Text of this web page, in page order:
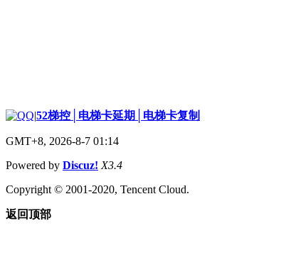
|52梯控│电梯卡延期│电梯卡复制
GMT+8, 2026-8-7 01:14
Powered by Discuz! X3.4
Copyright © 2001-2020, Tencent Cloud.
返回顶部